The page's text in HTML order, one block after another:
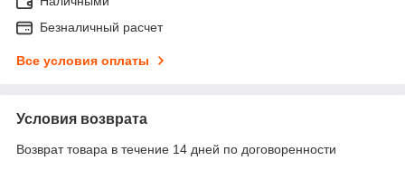
Безналичный расчет
Все условия оплаты
Условия возврата
Возврат товара в течение 14 дней по договоренности